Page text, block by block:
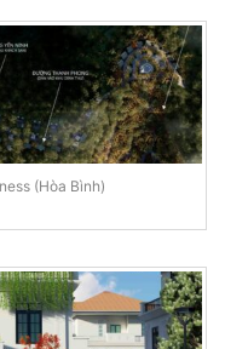
(Hòa Bình)